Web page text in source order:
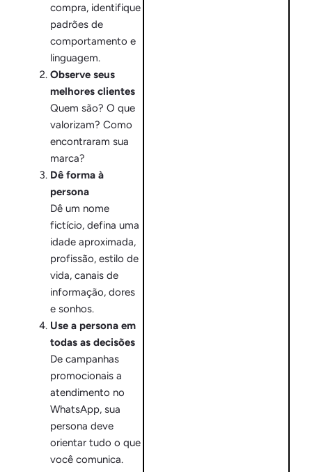
compra, identifique
padrões de
comportamento e
linguagem.
Observe seus
melhores clientes
Quem são? O que
valorizam? Como
encontraram sua
marca?
Dê forma à
persona
Dê um nome
fictício, defina uma
idade aproximada,
profissão, estilo de
vida, canais de
informação, dores
e sonhos.
Use a persona em
todas as decisões
De campanhas
promocionais a
atendimento no
WhatsApp, sua
persona deve
orientar tudo o que
você comunica.